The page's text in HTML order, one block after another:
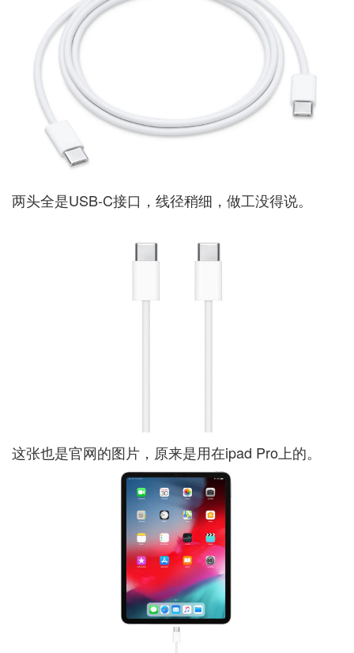
两头全是USB-C接口，线径稍细，做工没得说。
这张也是官网的图片，原来是用在ipad Pro上的。